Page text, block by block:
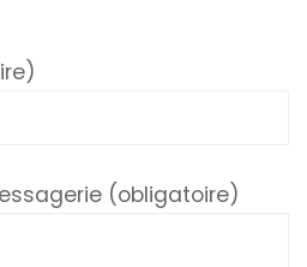
(obligatoire)